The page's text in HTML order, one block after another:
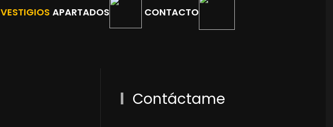
VESTIGIOS APARTADOS CONTACTO
Contáctame